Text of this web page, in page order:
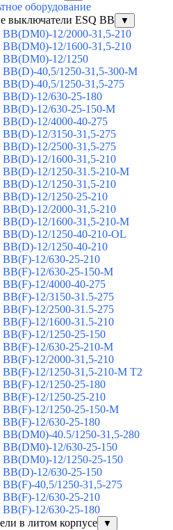
оборудование
выключатели ESQ BB
▼
ВВ(DM0)-12/2000-31,5-210
ВВ(DM0)-12/1600-31,5-210
ВВ(DM0)-12/1250
ВВ(D)-40,5/1250-31,5-300-М
ВВ(D)-40,5/1250-31,5-275
ВВ(D)-12/630-25-180
ВВ(D)-12/630-25-150-М
ВВ(D)-12/4000-40-275
ВВ(D)-12/3150-31,5-275
ВВ(D)-12/2500-31,5-275
ВВ(D)-12/1600-31,5-210
ВВ(D)-12/1250-31.5-210-М
ВВ(D)-12/1250-31,5-210
ВВ(D)-12/1250-25-210
BB(D)-12/2000-31,5-210
BB(D)-12/1600-31,5-210-М
BB(D)-12/1250-40-210-OL
BB(D)-12/1250-40-210
ВВ(F)-12/630-25-210
ВВ(F)-12/630-25-150-М
ВВ(F)-12/4000-40-275
ВВ(F)-12/3150-31.5-275
ВВ(F)-12/2500-31.5-275
ВВ(F)-12/1600-31.5-210
ВВ(F)-12/1250-25-150
BB(F)-12/630-25-210-М
BB(F)-12/2000-31,5-210
BB(F)-12/1250-31,5-210-М T2
BB(F)-12/1250-25-180
ВВ(F)-12/1250-25-210
ВВ(F)-12/1250-25-150-М
BB(F)-12/630-25-180
ВВ(DM0)-40.5/1250-31,5-280
ВВ(DM0)-12/630-25-150
ВВ(DM0)-12/1250-25-150
BB(D)-12/630-25-150
ВВ(F)-40,5/1250-31,5-275
ВВ(F)-12/630-25-210
ВВ(F)-12/630-25-180
в литом корпусе
▼